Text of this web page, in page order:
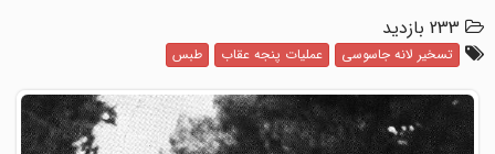
233 بازدید
تسخیر لانه جاسوسی عملیات پنجه عقاب طبس